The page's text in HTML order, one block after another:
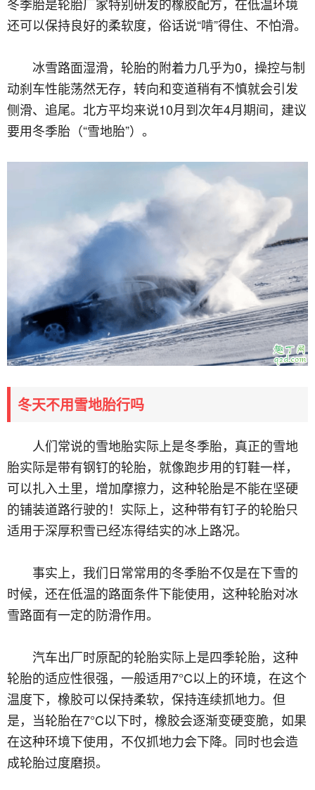
还可以保持良好的柔软度，俗话说“啃”得住、不怕滑。
冰雪路面湿滑，轮胎的附着力几乎为0，操控与制
动刹车性能荡然无存，转向和变道稍有不慎就会引发
侧滑、追尾。北方平均来说10月到次年4月期间，建议
要用冬季胎（“雪地胎”）。
冬天不用雪地胎行吗
人们常说的雪地胎实际上是冬季胎，真正的雪地
胎实际是带有钢钉的轮胎，就像跑步用的钉鞋一样，
可以扎入土里，增加摩擦力，这种轮胎是不能在坚硬
的铺装道路行驶的！实际上，这种带有钉子的轮胎只
适用于深厚积雪已经冻得结实的冰上路况。
事实上，我们日常常用的冬季胎不仅是在下雪的
时候，还在低温的路面条件下能使用，这种轮胎对冰
雪路面有一定的防滑作用。
汽车出厂时原配的轮胎实际上是四季轮胎，这种
轮胎的适应性很强，一般适用7°C以上的环境，在这个
温度下，橡胶可以保持柔软，保持连续抓地力。但
是，当轮胎在7°C以下时，橡胶会逐渐变硬变脆，如果
在这种环境下使用，不仅抓地力会下降。同时也会造
成轮胎过度磨损。